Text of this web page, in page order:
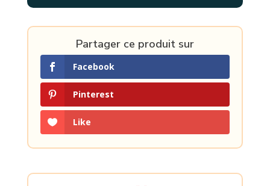
Partager ce produit sur
Facebook
Pinterest
Like